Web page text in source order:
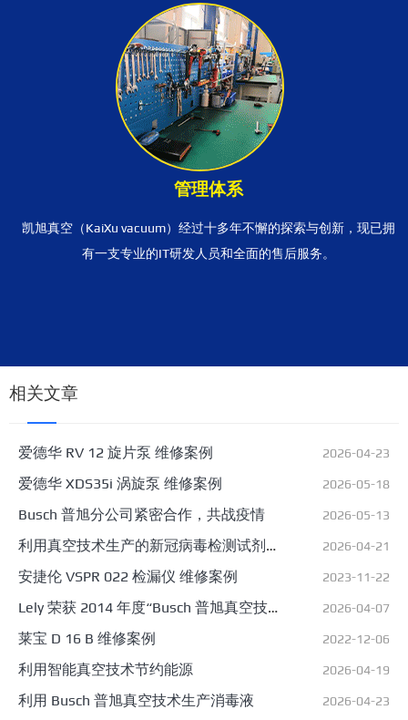
管理体系
凯旭真空（KaiXu vacuum）经过十多年不懈的探索与创新，现已拥
有一支专业的IT研发人员和全面的售后服务。
相关文章
爱德华 RV 12 旋片泵 维修案例 2026-04-23
爱德华 XDS35i 涡旋泵 维修案例 2026-05-18
Busch 普旭分公司紧密合作，共战疫情 2026-05-13
利用真空技术生产的新冠病毒检测试剂
盒的塑料部件
2026-04-21
安捷伦 VSPR 022 检漏仪 维修案例 2023-11-22
Lely 荣获 2014 年度“Busch 普旭真空技
术创新奖”
2026-04-07
莱宝 D 16 B 维修案例 2022-12-06
利用智能真空技术节约能源 2026-04-19
利用 Busch 普旭真空技术生产消毒液 2026-04-23